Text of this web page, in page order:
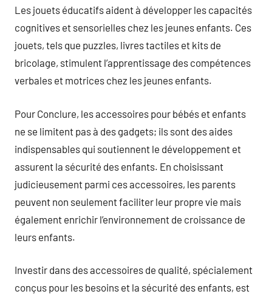
Les jouets éducatifs aident à développer les capacités
cognitives et sensorielles chez les jeunes enfants. Ces
jouets, tels que puzzles, livres tactiles et kits de
bricolage, stimulent l’apprentissage des compétences
verbales et motrices chez les jeunes enfants.
Pour Conclure, les accessoires pour bébés et enfants
ne se limitent pas à des gadgets; ils sont des aides
indispensables qui soutiennent le développement et
assurent la sécurité des enfants. En choisissant
judicieusement parmi ces accessoires, les parents
peuvent non seulement faciliter leur propre vie mais
également enrichir l’environnement de croissance de
leurs enfants.
Investir dans des accessoires de qualité, spécialement
conçus pour les besoins et la sécurité des enfants, est